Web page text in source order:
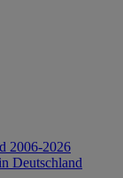
2006-2026
Deutschland